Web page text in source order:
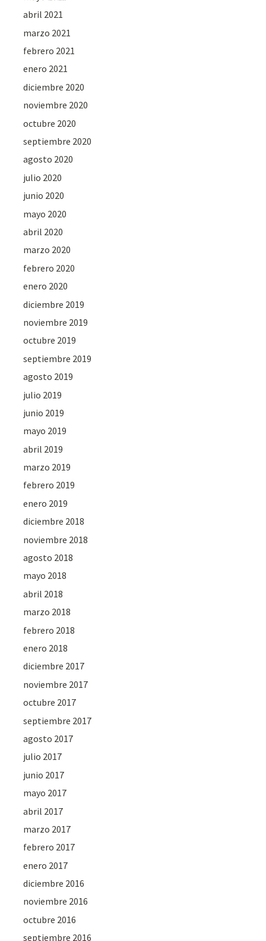
abril 2021
marzo 2021
febrero 2021
enero 2021
diciembre 2020
noviembre 2020
octubre 2020
septiembre 2020
agosto 2020
julio 2020
junio 2020
mayo 2020
abril 2020
marzo 2020
febrero 2020
enero 2020
diciembre 2019
noviembre 2019
octubre 2019
septiembre 2019
agosto 2019
julio 2019
junio 2019
mayo 2019
abril 2019
marzo 2019
febrero 2019
enero 2019
diciembre 2018
noviembre 2018
agosto 2018
mayo 2018
abril 2018
marzo 2018
febrero 2018
enero 2018
diciembre 2017
noviembre 2017
octubre 2017
septiembre 2017
agosto 2017
julio 2017
junio 2017
mayo 2017
abril 2017
marzo 2017
febrero 2017
enero 2017
diciembre 2016
noviembre 2016
octubre 2016
septiembre 2016